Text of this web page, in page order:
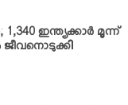
ഇന്ത്യക്കാര്‍ മൂന്ന്